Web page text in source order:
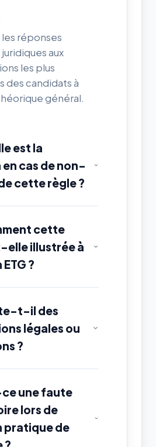
réponses
aux
les plus
des candidats à
général.
est la
cas de non-
cette règle ?
cette
elle illustrée à
?
t-il des
légales ou
?
une faute
lors de
pratique de